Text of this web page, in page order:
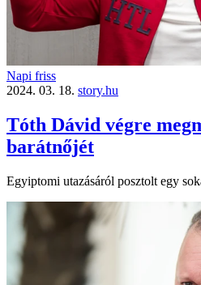
Napi friss
2024. 03. 18. story.hu
Tóth Dávid végre
barátnőjét
Egyiptomi utazásáról posztolt egy